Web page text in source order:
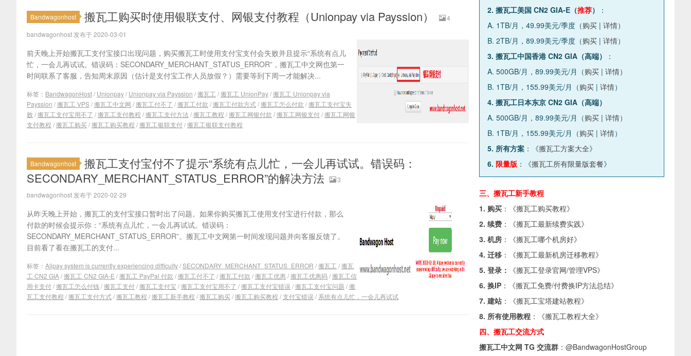
Bandwagonhost 搬瓦工购买时使用银联支付、网银支付教程（Unionpay via Payssion）
4
bandwagonhost 发布于 2020-03-01
前天晚上开始搬瓦工支付宝接口出现问题，购买搬瓦工时使用支付宝支付会失败并且提示“系统有点儿
忙，一会儿再试试。错误码：SECONDARY_MERCHANT_STATUS_ERROR”，搬瓦工中文网也第一
时间联系了客服，告知周末原因（估计是支付宝工作人员放假？）需要等到下周一才能解决...
标签： BandwagonHost/ Unionpay/ Unionpay via Payssion /搬瓦工 /搬瓦工 UnionPay/搬瓦工 Unionpay via
Payssion /搬瓦工 VPS/搬瓦工中文网 /搬瓦工付不了 /搬瓦工付款 /搬瓦工付款方式/搬瓦工怎么付款 /搬瓦工支付宝失
败 /搬瓦工支付宝用不了 /搬瓦工支付教程 /搬瓦工支付方法 /搬瓦工教程 /搬瓦工网银付款 /搬瓦工网银支付/搬瓦工网银
支付教程 /搬瓦工购买/搬瓦工购买教程 /搬瓦工银联支付/搬瓦工银联支付教程
Bandwagonhost
搬瓦工支付宝付不了提示“系统有点儿忙，一会儿再试试。错误码：
SECONDARY_MERCHANT_STATUS_ERROR”的解决方法
3
bandwagonhost 发布于 2020-02-29
从昨天晚上开始，搬瓦工的支付宝接口暂时出了问题。如果你购买搬瓦工使用支付宝进行付款，那么
付款的时候会提示你：“系统有点儿忙，一会儿再试试。错误码：
SECONDARY_MERCHANT_STATUS_ERROR”。搬瓦工中文网第一时间发现问题并向客服反馈了。
目前看了看在搬瓦工的支付...
标签： Alipay system is currently experiencing difficulty/SECONDARY_MERCHANT_STATUS_ERROR /搬瓦工 /搬瓦
工 CN2 GIA/搬瓦工 CN2 GIA-E /搬瓦工 PayPal 付款 /搬瓦工付不了 /搬瓦工付款 /搬瓦工优惠/搬瓦工优惠码/搬瓦工信
用卡支付/搬瓦工怎么付钱 /搬瓦工支付/搬瓦工支付宝 /搬瓦工支付宝用不了 /搬瓦工支付宝错误/搬瓦工支付宝问题 /搬
瓦工支付教程 /搬瓦工支付方式/搬瓦工教程 /搬瓦工新手教程 /搬瓦工购买/搬瓦工购买教程 /支付宝错误/ 系统有点儿忙，一会儿再试试
2. 搬瓦工美国 CN2 GIA-E（推荐）
：
A. 1TB/月，49.99美元/季度（购买 | 详情）
B. 2TB/月，89.99美元/季度（购买 | 详情）
3. 搬瓦工中国香港 CN2 GIA（高端）
：
A. 500GB/月，89.99美元/月（购买 | 详情）
B. 1TB/月，155.99美元/月（购买 | 详情）
4. 搬瓦工日本东京 CN2 GIA（高端）
A. 500GB/月，89.99美元/月（购买 | 详情）
B. 1TB/月，155.99美元/月（购买 | 详情）
5. 所有方案 ：《搬瓦工方案大全》
6. 限量版 ：《搬瓦工所有限量版套餐》
三、搬瓦工新手教程
1. 购买 ：《搬瓦工购买教程》
2. 续费 ：《搬瓦工最新续费实践》
3. 机房 ：《搬瓦工哪个机房好》
4. 迁移 ：《搬瓦工最新机房迁移教程》
5. 登录：
《搬瓦工登录官网/管理VPS》
6. 换IP ：《搬瓦工免费/付费换IP方法总结》
7. 建站 ：《搬瓦工宝塔建站教程》
8. 所有使用教程 ：《搬瓦工教程大全》
四、搬瓦工交流方式
搬瓦工中文网 TG 交流群 ： @BandwagonHostGroup